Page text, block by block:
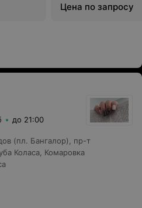
Цена по запросу
до 21:00
(пл. Бангалор)
пр-т
Коласа Комаровка